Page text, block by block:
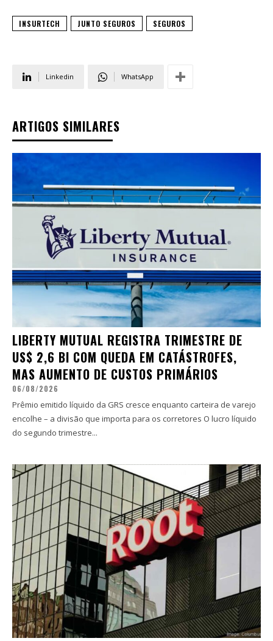
INSURTECH JUNTO SEGUROS SEGUROS
Linkedin WhatsApp
ARTIGOS SIMILARES
LIBERTY MUTUAL REGISTRA TRIMESTRE DE
US$ 2,6 BI COM QUEDA EM CATÁSTROFES,
MAS AUMENTO DE CUSTOS PRIMÁRIOS
06/08/2026
Prêmio emitido líquido da GRS cresce enquanto carteira de varejo
encolhe – a divisão que importa para os corretores O lucro líquido
do segundo trimestre...